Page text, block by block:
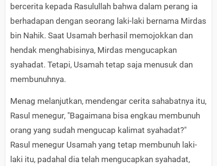
bercerita kepada Rasulullah bahwa dalam perang ia
berhadapan dengan seorang laki-laki bernama Mirdas
bin Nahik. Saat Usamah berhasil memojokkan dan
hendak menghabisinya, Mirdas mengucapkan
syahadat. Tetapi, Usamah tetap saja menusuk dan
membunuhnya.
Menag melanjutkan, mendengar cerita sahabatnya itu,
Rasul menegur, "Bagaimana bisa engkau membunuh
orang yang sudah mengucap kalimat syahadat?"
Rasul menegur Usamah yang tetap membunuh laki-
laki itu, padahal dia telah mengucapkan syahadat,